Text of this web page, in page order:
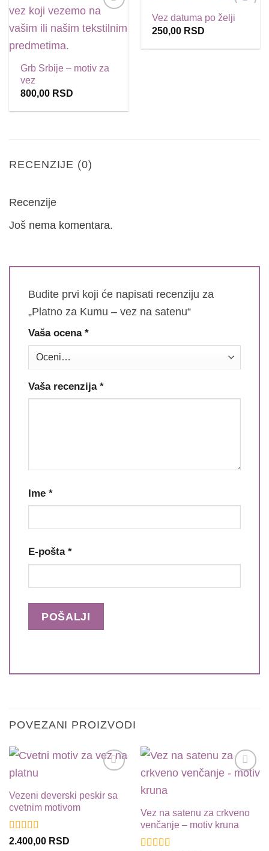
u
Grb Srbije – motiv za
vez
800,00 RSD
Dodaj
želja
Vez datuma po želji
250,00 RSD
RECENZIJE (0)
Recenzije
Još nema komentara.
Budite prvi koji će napisati recenziju za
„Platno za Kumu – vez na satenu“
Vaša ocena *
Vaša recenzija *
Ime *
E-pošta *
POVEZANI PROIZVODI
u
listu
Vezeni deverski peskir sa
cvetnim motivom
Ocenjeno sa
2.400,00 RSD
želja
Vez na satenu za crkveno
venčanje – motiv kruna